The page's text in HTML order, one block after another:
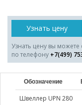
Узнать цену
Узнать цену вы можете
по телефону +7(499)
Обозначение
Швеллер UPN 280